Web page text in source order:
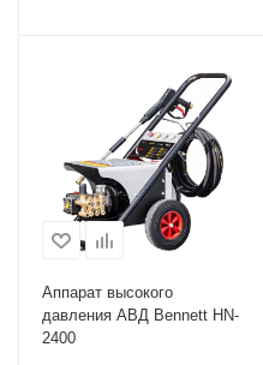
Аппарат высокого
давления АВД Bennett HN-
2400